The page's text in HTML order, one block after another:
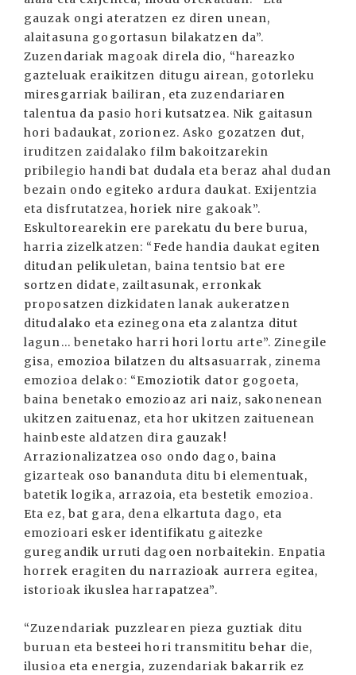
gauzak ongi ateratzen ez diren unean,
alaitasuna gogortasun bilakatzen da”.
Zuzendariak magoak direla dio, “hareazko
gazteluak eraikitzen ditugu airean, gotorleku
miresgarriak bailiran, eta zuzendariaren
talentua da pasio hori kutsatzea. Nik gaitasun
hori badaukat, zorionez. Asko gozatzen dut,
iruditzen zaidalako film bakoitzarekin
pribilegio handi bat dudala eta beraz ahal dudan
bezain ondo egiteko ardura daukat. Exijentzia
eta disfrutatzea, horiek nire gakoak”.
Eskultorearekin ere parekatu du bere burua,
harria zizelkatzen: “Fede handia daukat egiten
ditudan pelikuletan, baina tentsio bat ere
sortzen didate, zailtasunak, erronkak
proposatzen dizkidaten lanak aukeratzen
ditudalako eta ezinegona eta zalantza ditut
lagun... benetako harri hori lortu arte”. Zinegile
gisa, emozioa bilatzen du altsasuarrak, zinema
emozioa delako: “Emoziotik dator gogoeta,
baina benetako emozioaz ari naiz, sakonenean
ukitzen zaituenaz, eta hor ukitzen zaituenean
hainbeste aldatzen dira gauzak!
Arrazionalizatzea oso ondo dago, baina
gizarteak oso bananduta ditu bi elementuak,
batetik logika, arrazoia, eta bestetik emozioa.
Eta ez, bat gara, dena elkartuta dago, eta
emozioari esker identifikatu gaitezke
guregandik urruti dagoen norbaitekin. Enpatia
horrek eragiten du narrazioak aurrera egitea,
istorioak ikuslea harrapatzea”.
“Zuzendariak puzzlearen pieza guztiak ditu
buruan eta besteei hori transmititu behar die,
ilusioa eta energia, zuzendariak bakarrik ez